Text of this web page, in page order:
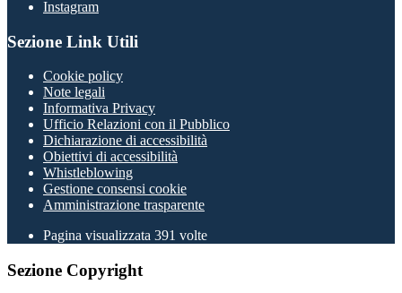
Instagram
Sezione Link Utili
Cookie policy
Note legali
Informativa Privacy
Ufficio Relazioni con il Pubblico
Dichiarazione di accessibilità
Obiettivi di accessibilità
Whistleblowing
Gestione consensi cookie
Amministrazione trasparente
Pagina visualizzata 391 volte
Sezione Copyright